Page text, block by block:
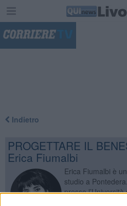
Indietro
PROGETTARE IL
Erica Fiumalbi
Erica Fiumalbi è
studio a
presso